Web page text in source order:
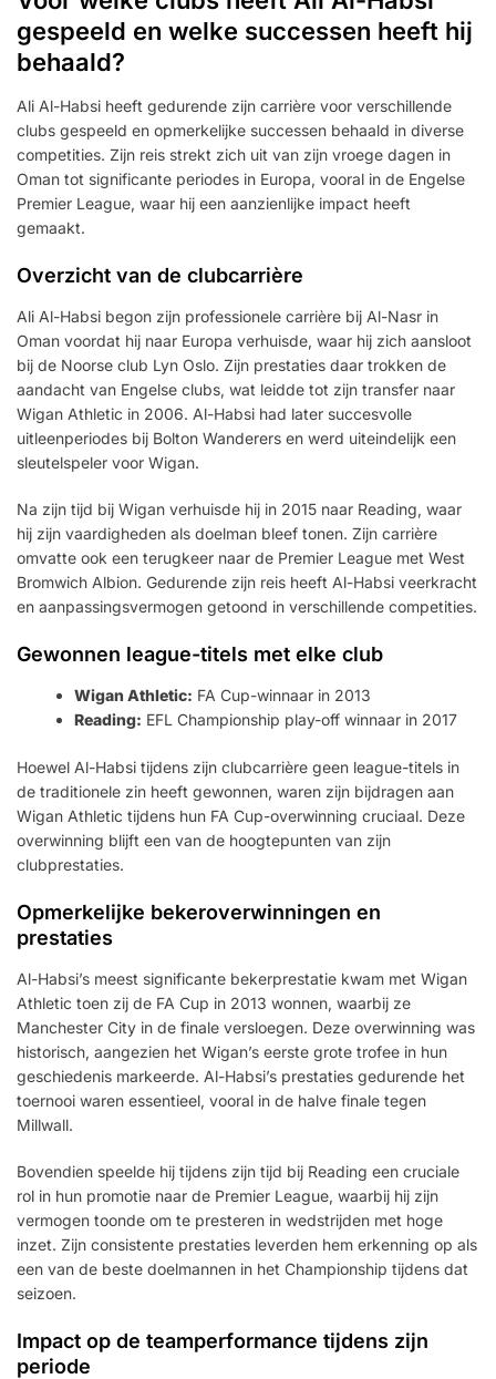
gespeeld en welke successen heeft hij
behaald?
Ali Al-Habsi heeft gedurende zijn carrière voor verschillende
clubs gespeeld en opmerkelijke successen behaald in diverse
competities. Zijn reis strekt zich uit van zijn vroege dagen in
Oman tot significante periodes in Europa, vooral in de Engelse
Premier League, waar hij een aanzienlijke impact heeft
gemaakt.
Overzicht van de clubcarrière
Ali Al-Habsi begon zijn professionele carrière bij Al-Nasr in
Oman voordat hij naar Europa verhuisde, waar hij zich aansloot
bij de Noorse club Lyn Oslo. Zijn prestaties daar trokken de
aandacht van Engelse clubs, wat leidde tot zijn transfer naar
Wigan Athletic in 2006. Al-Habsi had later succesvolle
uitleenperiodes bij Bolton Wanderers en werd uiteindelijk een
sleutelspeler voor Wigan.
Na zijn tijd bij Wigan verhuisde hij in 2015 naar Reading, waar
hij zijn vaardigheden als doelman bleef tonen. Zijn carrière
omvatte ook een terugkeer naar de Premier League met West
Bromwich Albion. Gedurende zijn reis heeft Al-Habsi veerkracht
en aanpassingsvermogen getoond in verschillende competities.
Gewonnen league-titels met elke club
Wigan Athletic: FA Cup-winnaar in 2013
Reading: EFL Championship play-off winnaar in 2017
Hoewel Al-Habsi tijdens zijn clubcarrière geen league-titels in
de traditionele zin heeft gewonnen, waren zijn bijdragen aan
Wigan Athletic tijdens hun FA Cup-overwinning cruciaal. Deze
overwinning blijft een van de hoogtepunten van zijn
clubprestaties.
Opmerkelijke bekeroverwinningen en
prestaties
Al-Habsi’s meest significante bekerprestatie kwam met Wigan
Athletic toen zij de FA Cup in 2013 wonnen, waarbij ze
Manchester City in de finale versloegen. Deze overwinning was
historisch, aangezien het Wigan’s eerste grote trofee in hun
geschiedenis markeerde. Al-Habsi’s prestaties gedurende het
toernooi waren essentieel, vooral in de halve finale tegen
Millwall.
Bovendien speelde hij tijdens zijn tijd bij Reading een cruciale
rol in hun promotie naar de Premier League, waarbij hij zijn
vermogen toonde om te presteren in wedstrijden met hoge
inzet. Zijn consistente prestaties leverden hem erkenning op als
een van de beste doelmannen in het Championship tijdens dat
seizoen.
Impact op de teamperformance tijdens zijn
periode